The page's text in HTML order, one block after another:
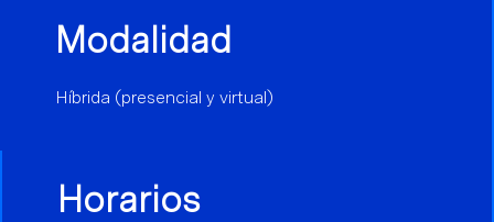
Modalidad
Híbrida (presencial y virtual)
Horarios